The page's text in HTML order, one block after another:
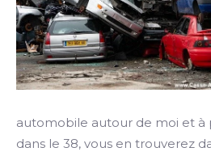
automobile autour de moi et à
dans le 38, vous en trouverez